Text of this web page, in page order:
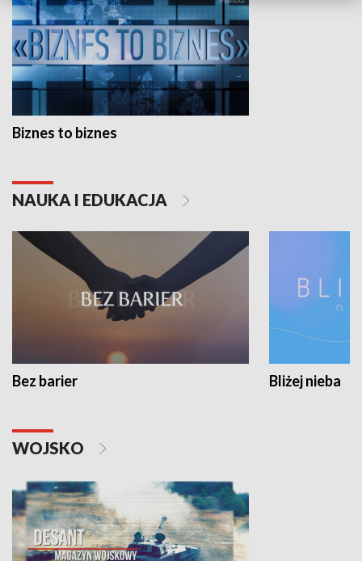
Biznes to biznes
NAUKA I EDUKACJA
Bez barier Bliżej nieba
WOJSKO